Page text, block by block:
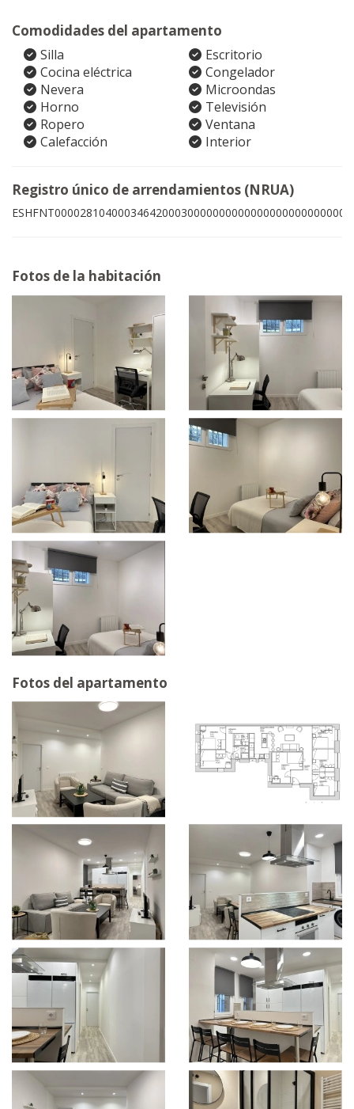
Comodidades del apartamento
Silla
Escritorio
Cocina eléctrica
Congelador
Nevera
Microondas
Horno
Televisión
Ropero
Ventana
Calefacción
Interior
Registro único de arrendamientos (NRUA)
ESHFNT00002810400034642000300000000000000000000000009
Fotos de la habitación
Fotos del apartamento